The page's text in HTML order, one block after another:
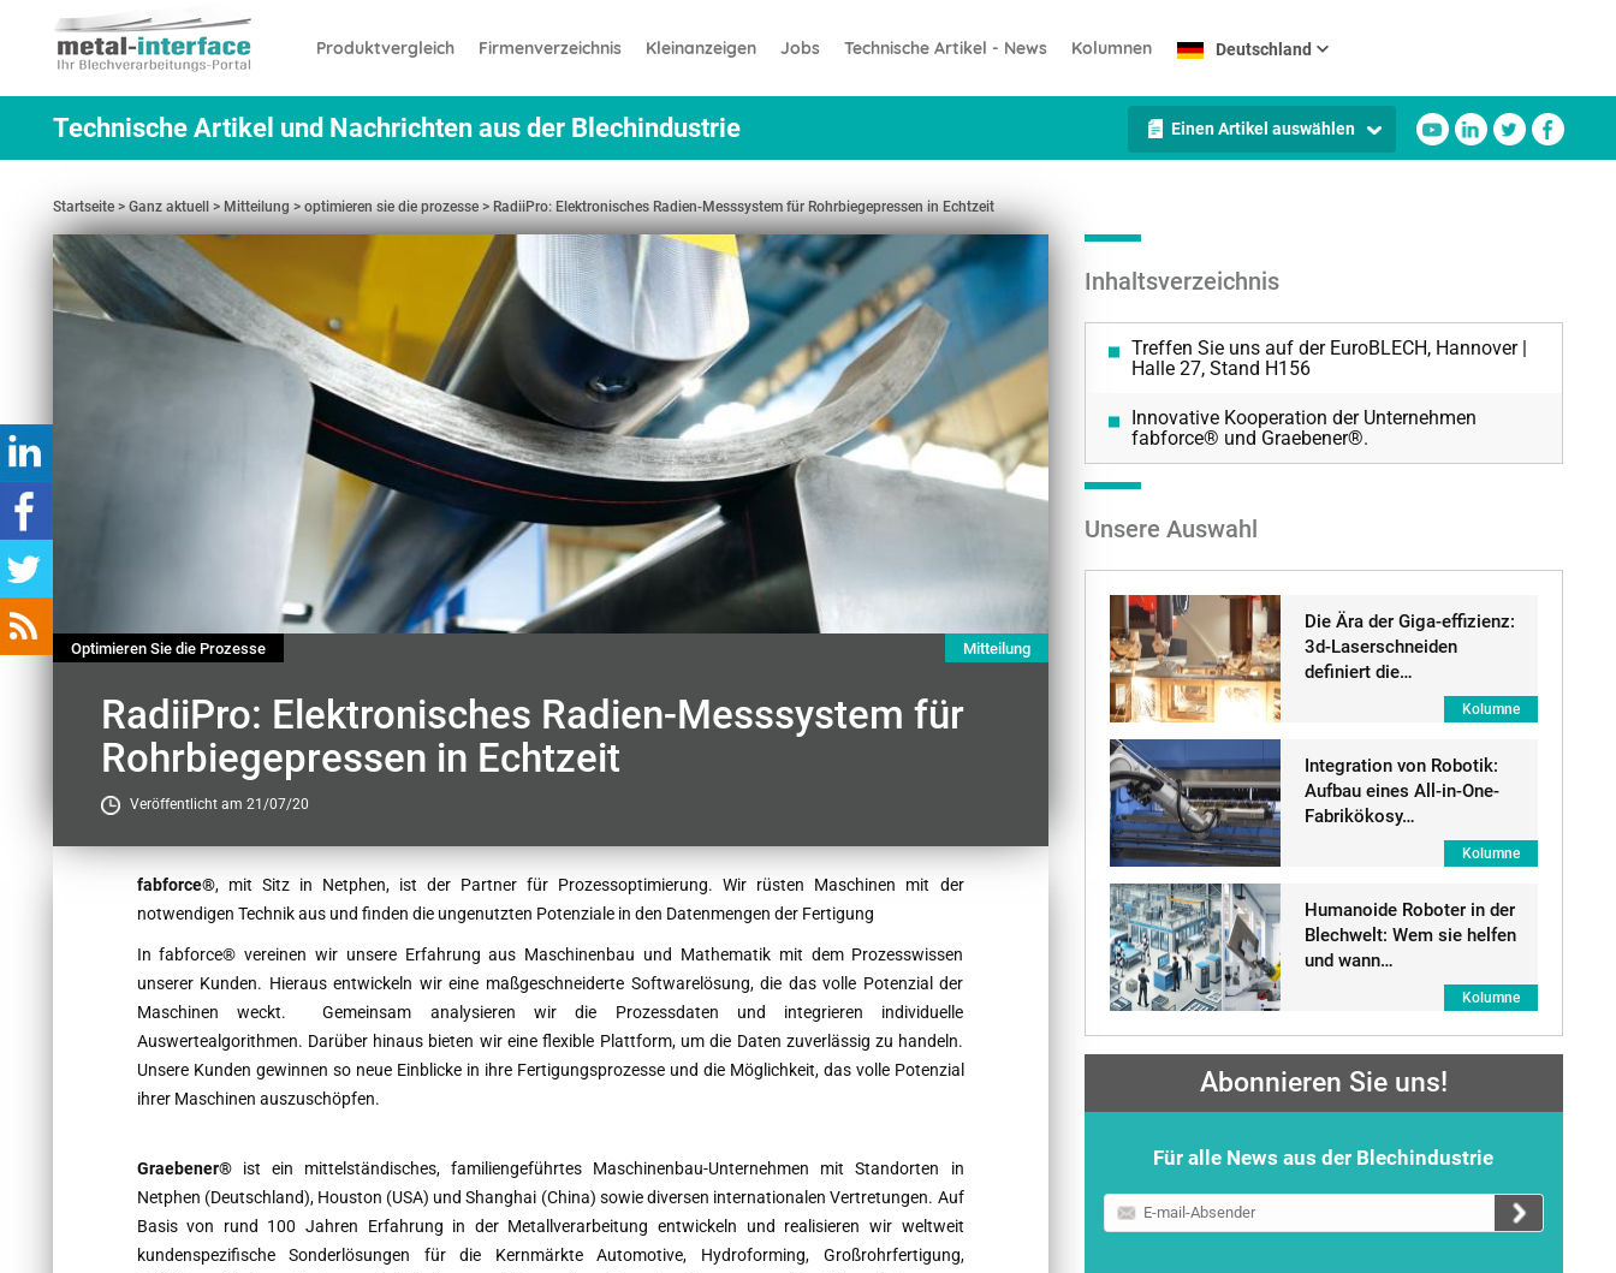
Produktvergleich Firmenverzeichnis Kleinanzeigen Jobs Technische Artikel - News Kolumnen Deutschland
Technische Artikel und Nachrichten aus der Blechindustrie Einen Artikel auswählen
Startseite Ganz aktuell Mitteilung optimieren sie die prozesse RadiiPro: Elektronisches Radien-Messsystem für Rohrbiegepressen in Echtzeit
Optimieren Sie die Prozesse Mitteilung
RadiiPro: Elektronisches Radien-Messsystem für
Rohrbiegepressen in Echtzeit
Veröffentlicht am 21/07/20
Contenu
fabforce®, mit Sitz in Netphen, ist der Partner für Prozessoptimierung. Wir rüsten Maschinen mit der
notwendigen Technik aus und finden die ungenutzten Potenziale in den Datenmengen der Fertigung
In fabforce® vereinen wir unsere Erfahrung aus Maschinenbau und Mathematik mit dem Prozesswissen
unserer Kunden. Hieraus entwickeln wir eine maßgeschneiderte Softwarelösung, die das volle Potenzial der
Maschinen weckt. Gemeinsam analysieren wir die Prozessdaten und integrieren individuelle
Auswertealgorithmen. Darüber hinaus bieten wir eine flexible Plattform, um die Daten zuverlässig zu handeln.
Unsere Kunden gewinnen so neue Einblicke in ihre Fertigungsprozesse und die Möglichkeit, das volle Potenzial
ihrer Maschinen auszuschöpfen.
Graebener®ist ein mittelständisches, familiengeführtes Maschinenbau-Unternehmen mit Standorten in
Netphen (Deutschland), Houston (USA) und Shanghai (China) sowie diversen internationalen Vertretungen. Auf
Basis von rund 100 Jahren Erfahrung in der Metallverarbeitung entwickeln und realisieren wir weltweit
kundenspezifische Sonderlösungen für die Kernmärkte Automotive, Hydroforming, Großrohrfertigung,
Inhaltsverzeichnis
Treffen Sie uns auf der EuroBLECH, Hannover |
Halle 27, Stand H156
Innovative Kooperation der Unternehmen
fabforce® und Graebener®.
Unsere Auswahl
Die Ära der Giga-effizienz:
3d-Laserschneiden
definiert die…
Kolumne
Integration von Robotik:
Aufbau eines All-in-One-
Fabrikökosy…
Kolumne
Humanoide Roboter in der
Blechwelt: Wem sie helfen
und wann…
Kolumne
Abonnieren Sie uns!
Für alle News aus der Blechindustrie
E-
mail-